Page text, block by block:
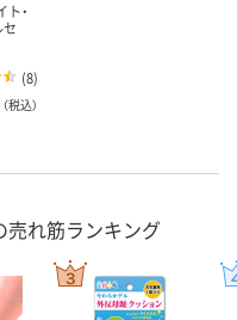
・
セ
(8)
（税込）
売れ筋ランキング